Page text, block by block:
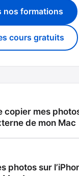
nos formations
cours gratuits
copier mes
de mon Mac
photos sur